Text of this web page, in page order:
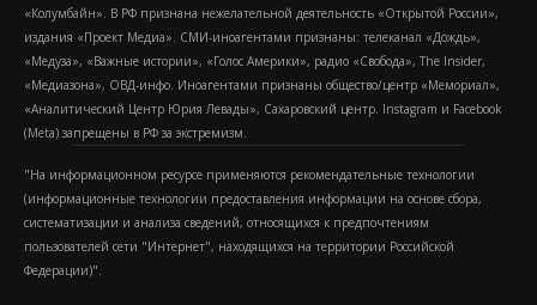
«Колумбайн». В РФ признана нежелательной деятельность «Открытой России»,
издания «Проект Медиа». СМИ-иноагентами признаны: телеканал «Дождь»,
«Медуза», «Важные истории», «Голос Америки», радио «Свобода», The Insider,
«Медиазона», ОВД-инфо. Иноагентами признаны общество/центр «Мемориал»,
«Аналитический Центр Юрия Левады», Сахаровский центр. Instagram и Facebook
(Metа) запрещены в РФ за экстремизм.
"На информационном ресурсе применяются рекомендательные технологии
(информационные технологии предоставления информации на основе сбора,
систематизации и анализа сведений, относящихся к предпочтениям
пользователей сети "Интернет", находящихся на территории Российской
Федерации)".